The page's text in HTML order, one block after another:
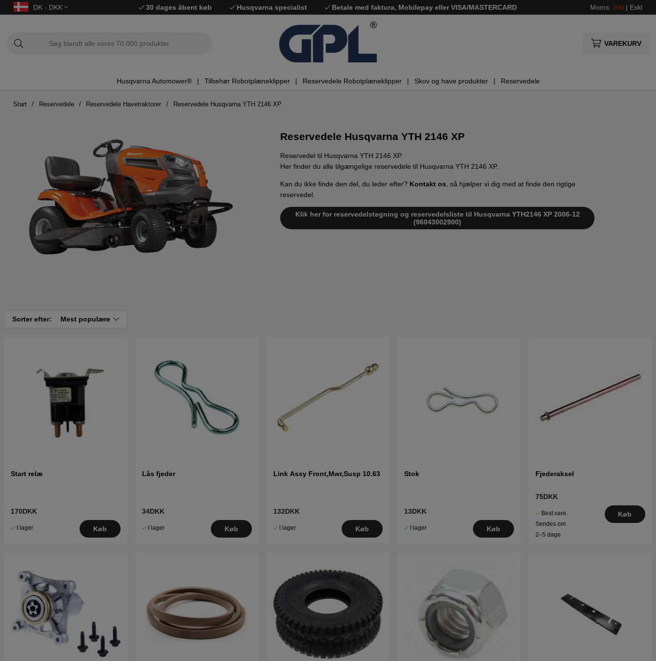
DK - DKK 30 dages åbent køb Husqvarna specialist Betale med faktura, Mobilepay eller VISA/MASTERCARD Moms: Inkl | Exkl
VAREKURV
Husqvarna Automower® Tilbehør Robotplæneklipper Reservedele Robotplæneklipper Skov og have produkter Reservedele
Start Reservedele Reservedele Havetraktorer Reservedele Husqvarna YTH 2146 XP
Reservedele Husqvarna YTH 2146 XP
Reservedel til Husqvarna YTH 2146 XP
Her finder du alle tilgængelige reservedele til Husqvarna YTH 2146 XP.
Kan du ikke finde den del, du leder efter? Kontakt os, så hjælper vi dig med at finde den rigtige
reservedel.
Klik her for reservedelstegning og reservedelsliste til Husqvarna YTH2146 XP 2006-12
(96043002900)
Sorter efter: Mest populære
Start relæ
170DKK
I lager Køb
Lås fjeder
34DKK
I lager Køb
Link Assy Front,Mwr,Susp 10.63
132DKK
I lager Køb
Stok
13DKK
I lager Køb
Fjederaksel
75DKK
Best.vare.
Sendes om
2–5 dage
Køb